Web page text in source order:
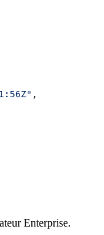
,
Enterprise.